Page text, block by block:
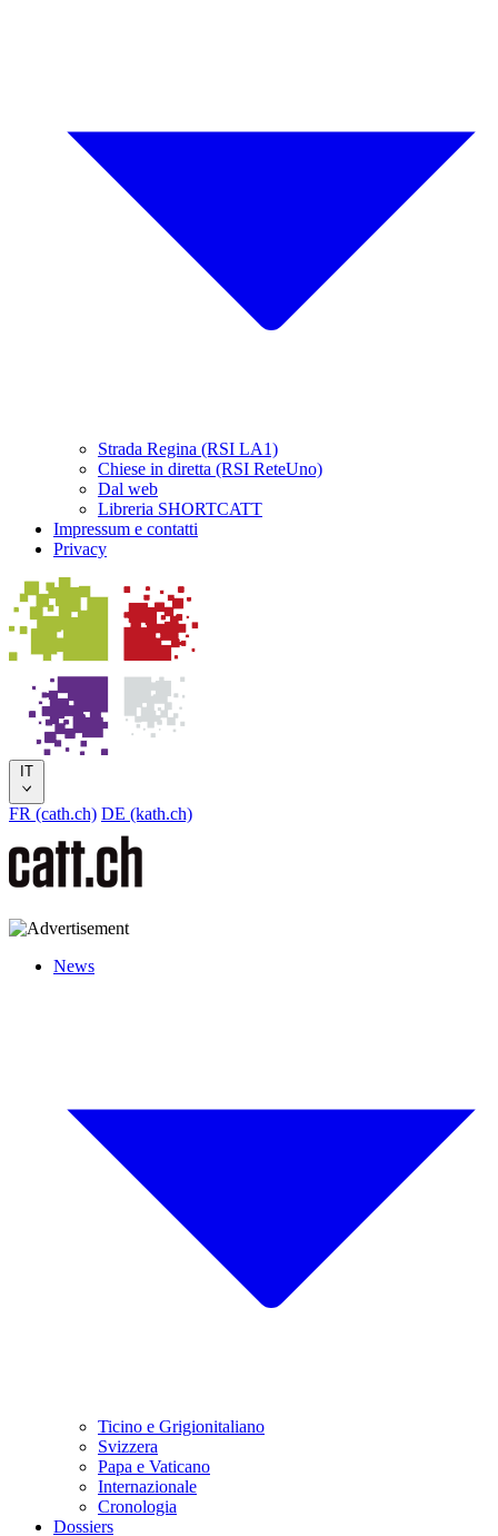
Strada Regina (RSI LA1)
Chiese in diretta (RSI ReteUno)
Dal web
Libreria SHORTCATT
Impressum e contatti
Privacy
IT
FR (cath.ch) DE (kath.ch)
News
Ticino e Grigionitaliano
Svizzera
Papa e Vaticano
Internazionale
Cronologia
Dossiers